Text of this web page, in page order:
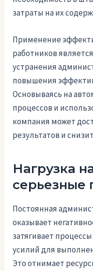
затраты на их
Применение
работников
устранения
повышения
Основываясь на
процессов и
компания может
результатов и
Нагрузка
серьезные
Постоянная
оказывает
затягивает
усилий для
Это отнимает